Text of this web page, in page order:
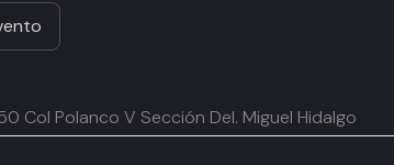
Col Polanco V Sección Del. Miguel Hidalgo